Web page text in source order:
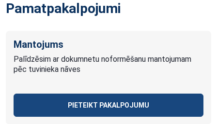
Pamatpakalpojumi
Mantojums
Palīdzēsim ar dokumnetu noformēšanu mantojumam
pēc tuvinieka nāves
PIETEIKT PAKALPOJUMU